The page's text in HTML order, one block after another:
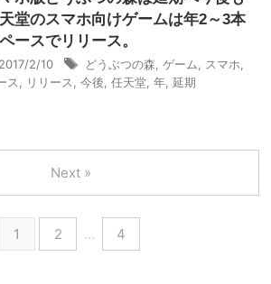
堂のスマホ向けゲームは年2～3本
ースでリリース。
2017/2/10 どうぶつの森 ゲーム スマホ
ス
リリース 今後 任天堂 年 延期
1 2 … 4
Next »